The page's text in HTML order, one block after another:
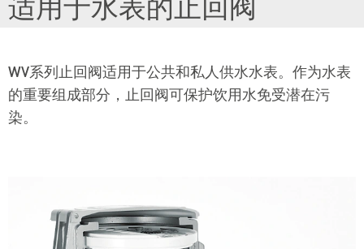
WV系列止回阀适用于公共和私人供水水表。作为水表
的重要组成部分，止回阀可保护饮用水免受潜在污
染。